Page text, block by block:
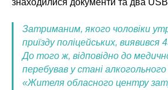
Затриманим, якого чоловіки
приїзду поліцейських, виявився
До того ж, відповідно до
перебував у стані алкогольного
«Жителя обласного центру